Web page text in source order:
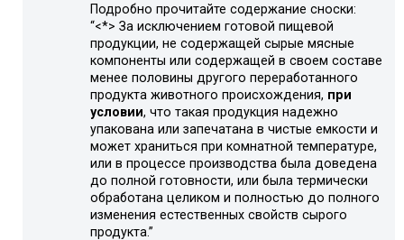
Подробно прочитайте содержание сноски:
“<*> За исключением готовой пищевой
продукции, не содержащей сырые мясные
компоненты или содержащей в своем составе
менее половины другого переработанного
продукта животного происхождения, при
условии, что такая продукция надежно
упакована или запечатана в чистые емкости и
может храниться при комнатной температуре,
или в процессе производства была доведена
до полной готовности, или была термически
обработана целиком и полностью до полного
изменения естественных свойств сырого
продукта.”